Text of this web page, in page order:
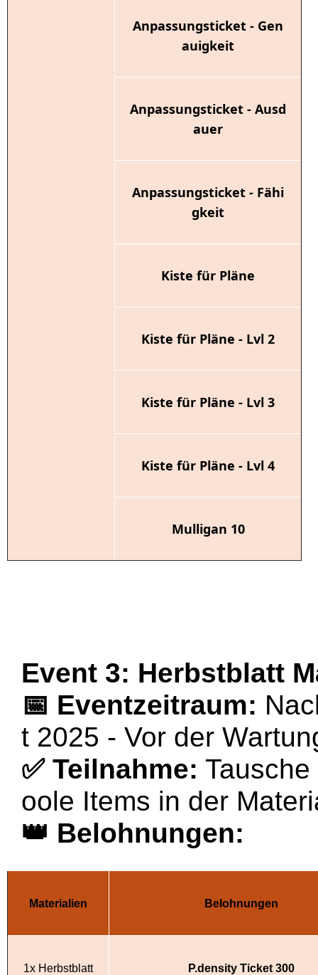
Anpassungsticket - Gen
auigkeit
Anpassungsticket - Ausd
auer
Anpassungsticket - Fähi
gkeit
Kiste für Pläne
Kiste für Pläne - Lvl 2
Kiste für Pläne - Lvl 3
Kiste für Pläne - Lvl 4
Mulligan 10
Event 3: Herbstblatt
📅 Eventzeitraum:
t 2025 - Vor der
✅ Teilnahme:
oole Items in der
👑 Belohnungen:
Materialien Belohnungen
1x Herbstblatt P.density Ticket 300